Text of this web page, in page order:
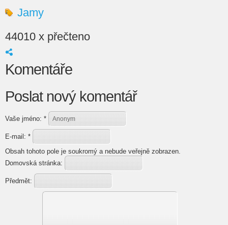
Jamy
44010 x přečteno
Komentáře
Poslat nový komentář
Vaše jméno: *
E-mail: *
Obsah tohoto pole je soukromý a nebude veřejně zobrazen.
Domovská stránka:
Předmět: